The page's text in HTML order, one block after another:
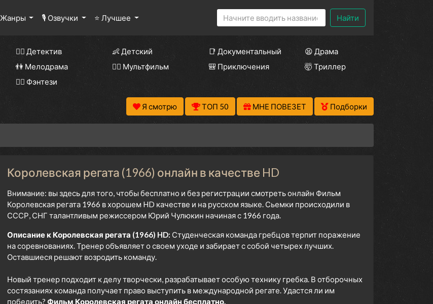
Жанры 🎙 Озвучки ⭐ Лучшее Найти
🕵️‍♂️ Детектив 👶 Детский 📑 Документальный
😫 Драма
👫 Мелодрама 🧚‍♀️ Мультфильм 🎒 Приключения
🤯 Триллер
🧝‍♂️ Фэнтези
Я смотрю ТОП 50 МНЕ ПОВЕЗЕТ Подборки
Королевская регата (1966) онлайн в качестве HD
Внимание: вы здесь для того, чтобы бесплатно и без регистрации смотреть онлайн Фильм
Королевская регата 1966 в хорошем HD качестве и на русском языке. Сьемки происходили в
СССР, СНГ талантливым режиссером Юрий Чулюкин начиная с 1966 года.
Описание к Королевская регата (1966) HD: Студенческая команда гребцов терпит поражение
на соревнованиях. Тренер объявляет о своем уходе и забирает с собой четырех лучших.
Оставшиеся решают возродить команду.
Новый тренер подходит к делу творчески, разрабатывает особую технику гребка. В отборочных
состязаниях команда получает право выступить в международной регате. Удастся ли им
победить? Фильм Королевская регата онлайн бесплатно.